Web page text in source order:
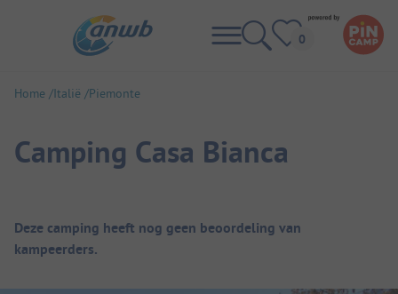
Home Italië Piemonte
Camping Casa Bianca
Camping overzicht
Deze camping heeft nog geen beoordeling van
kampeerders.